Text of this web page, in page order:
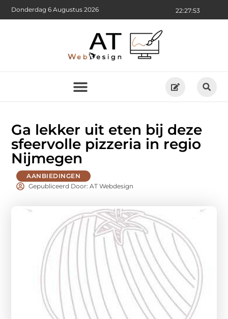
22:27:54
Donderdag 6 Augustus 2026
Ga lekker uit eten bij deze
sfeervolle pizzeria in regio
Nijmegen
AANBIEDINGEN
Gepubliceerd Door: AT Webdesign